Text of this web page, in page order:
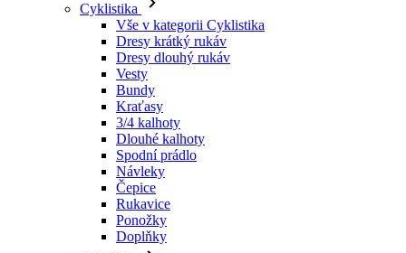
Cyklistika
Vše v kategorii Cyklistika
Dresy krátký rukáv
Dresy dlouhý rukáv
Vesty
Bundy
Kraťasy
3/4 kalhoty
Dlouhé kalhoty
Spodní prádlo
Návleky
Čepice
Rukavice
Ponožky
Doplňky